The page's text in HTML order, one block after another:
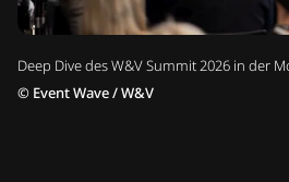
Deep Dive des W&V Summit 2026 in der
© Event Wave / W&V